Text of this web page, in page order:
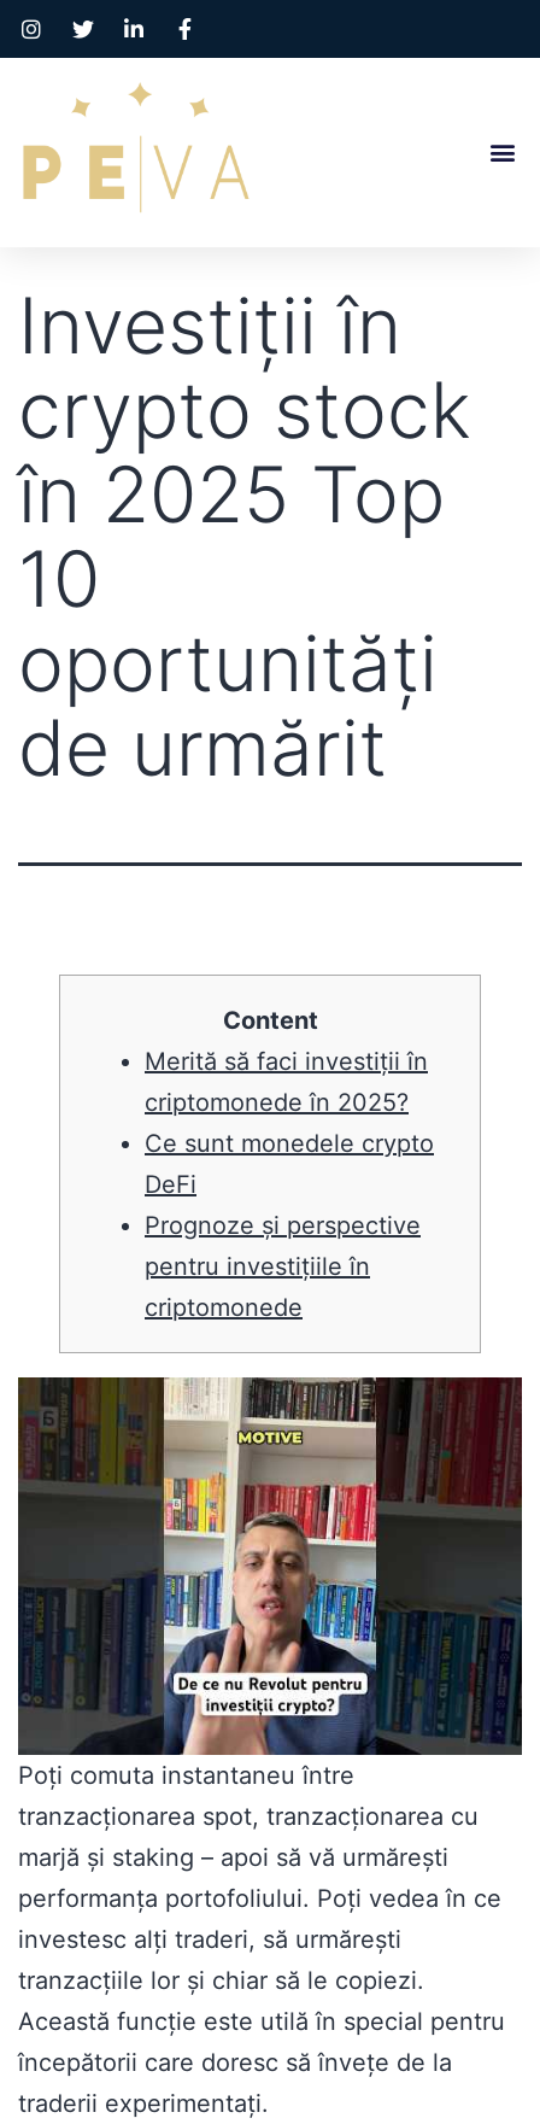
Investiții în
crypto stock
în 2025 Top
10
oportunități
de urmărit
Content
Merită să faci investiții în
criptomonede în 2025?
Ce sunt monedele crypto
DeFi
Prognoze și perspective
pentru investițiile în
criptomonede
Poți comuta instantaneu între
tranzacționarea spot, tranzacționarea cu
marjă și staking – apoi să vă urmărești
performanța portofoliului. Poți vedea în ce
investesc alți traderi, să urmărești
tranzacțiile lor și chiar să le copiezi.
Această funcție este utilă în special pentru
începătorii care doresc să învețe de la
traderii experimentați.